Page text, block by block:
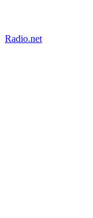
Radio.net